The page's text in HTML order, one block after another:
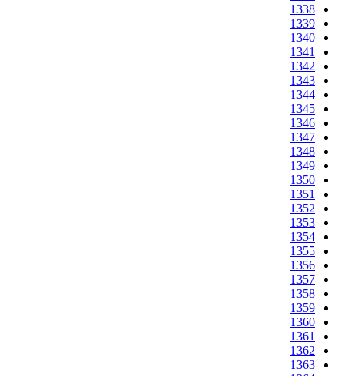
1338
1339
1340
1341
1342
1343
1344
1345
1346
1347
1348
1349
1350
1351
1352
1353
1354
1355
1356
1357
1358
1359
1360
1361
1362
1363